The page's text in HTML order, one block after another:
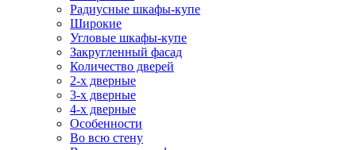
Радиусные шкафы-купе
Широкие
Угловые шкафы-купе
Закругленный фасад
Количество дверей
2-х дверные
3-х дверные
4-х дверные
Особенности
Во всю стену